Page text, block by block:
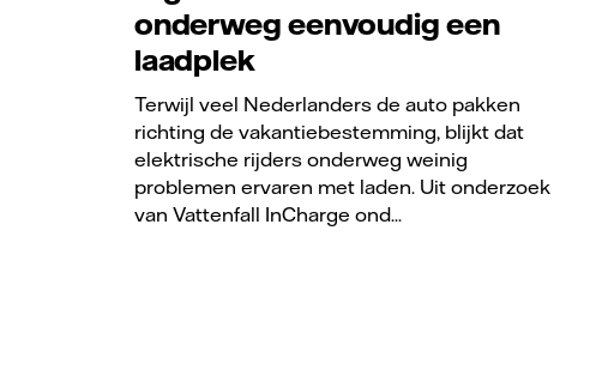
onderweg eenvoudig een
laadplek
Terwijl veel Nederlanders de auto pakken
richting de vakantiebestemming, blijkt dat
elektrische rijders onderweg weinig
problemen ervaren met laden. Uit onderzoek
van Vattenfall InCharge ond...